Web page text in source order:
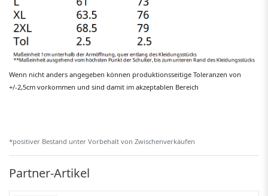
Wenn nicht anders angegeben können produktionsseitige Toleranzen von
+/-2,5cm vorkommen und sind damit im akzeptablen Bereich
*positiver Bestand unter Vorbehalt von Zwischenverkäufen
Partner-Artikel